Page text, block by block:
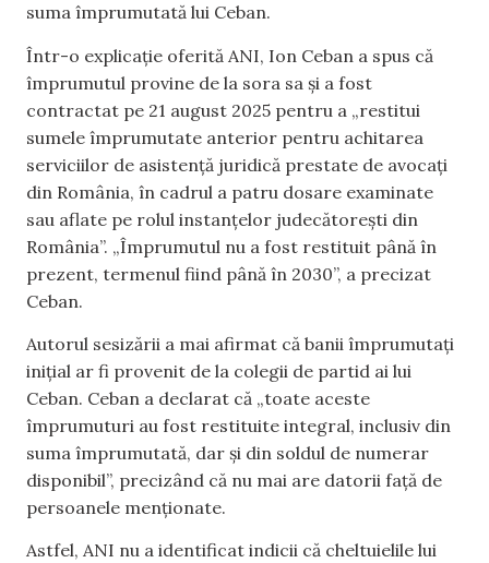
suma împrumutată lui Ceban.
Într-o explicație oferită ANI, Ion Ceban a spus că
împrumutul provine de la sora sa și a fost
contractat pe 21 august 2025 pentru a „restitui
sumele împrumutate anterior pentru achitarea
serviciilor de asistență juridică prestate de avocați
din România, în cadrul a patru dosare examinate
sau aflate pe rolul instanțelor judecătorești din
România”. „Împrumutul nu a fost restituit până în
prezent, termenul fiind până în 2030”, a precizat
Ceban.
Autorul sesizării a mai afirmat că banii împrumutați
inițial ar fi provenit de la colegii de partid ai lui
Ceban. Ceban a declarat că „toate aceste
împrumuturi au fost restituite integral, inclusiv din
suma împrumutată, dar și din soldul de numerar
disponibil”, precizând că nu mai are datorii față de
persoanele menționate.
Astfel, ANI nu a identificat indicii că cheltuielile lui